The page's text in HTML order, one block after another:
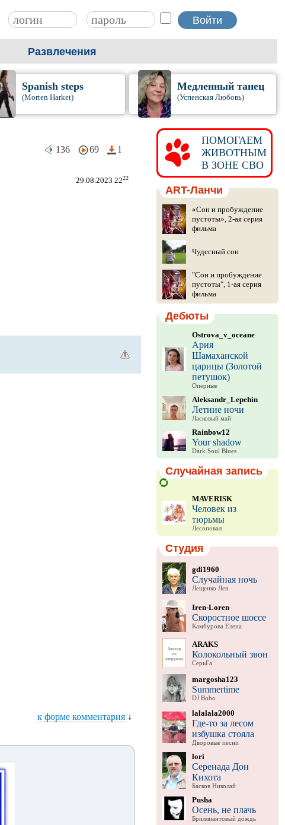
Развлечения
Spanish steps
(Morten Harket)
Медленный танец
(Успенская Любовь)
136 69 1
29.08.2023 2222
к форме комментария↓
ПОМОГАЕМ
ЖИВОТНЫМ
В ЗОНЕ СВО
ART-Ланчи
«Сон и пробуждение
пустоты», 2-ая серия
фильма
Чудесный сон
"Сон и пробуждение
пустоты", 1-ая серия
фильма
Дебюты
Ostrova_v_oceane
Ария
Шамаханской
царицы (Золотой
петушок)
Оперные
Aleksandr_Lepehin
Летние ночи
Ласковый май
Rainbow12
Your shadow
Dark Soul Blues
Случайная запись
MAVERISK
Человек из
тюрьмы
Лесоповал
Студия
gdi1960
Случайная ночь
Лещенко Лев
Iren-Loren
Скоростное шоссе
Камбурова Елена
ARAKS
Колокольный звон
СерьГа
margosha123
Summertime
DJ Bobo
lalalala2000
Где-то за лесом
избушка стояла
Дворовые песни
lori
Серенада Дон
Кихота
Басков Николай
Pusha
Осень, не плачь
Бриллиантовый дождь